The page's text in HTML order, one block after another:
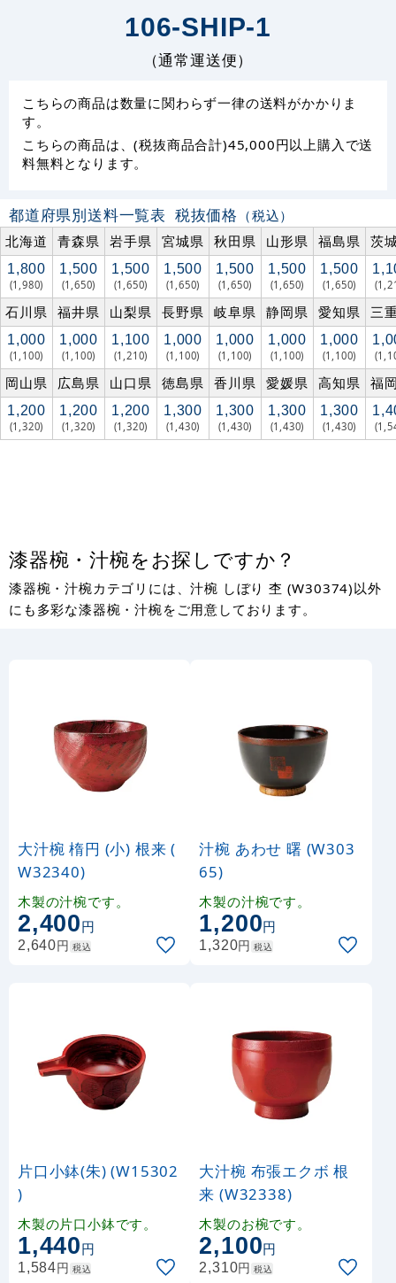
106-SHIP-1
（通常運送便）
こちらの商品は数量に関わらず一律の送料がかかりま
す。
こちらの商品は、(税抜商品合計)45,000円以上購入で送
料無料となります。
都道府県別送料一覧表 税抜価格 （税込）
北海道
青森県 岩手県 宮城県 秋田県 山形県 福島県 茨
1,800
(1,980)
1,500
(1,650)
1,500
(1,650)
1,500
(1,650)
1,500
(1,650)
1,500
(1,650)
1,500
(1,650)
石川県 福井県 山梨県 長野県 岐阜県 静岡県 愛知県 三
1,000
(1,100)
1,000
(1,100)
1,100
(1,210)
1,000
(1,100)
1,000
(1,100)
1,000
(1,100)
1,000
(1,100)
岡山県 広島県 山口県 徳島県 香川県 愛媛県 高知県 福
1,200
(1,320)
1,200
(1,320)
1,200
(1,320)
1,300
(1,430)
1,300
(1,430)
1,300
(1,430)
1,300
(1,430)
漆器椀・汁椀をお探しですか？
漆器椀・汁椀カテゴリには、汁椀 しぼり 杢 (W30374)以外
にも多彩な漆器椀・汁椀をご用意しております。
大汁椀 楕円 (小) 根来 (
W32340)
木製の汁椀です。
2,400円
2,640円 税込
汁椀 あわせ 曙 (W303
65)
木製の汁椀です。
1,200円
1,320円 税込
片口小鉢(朱) (W15302
)
木製の片口小鉢です。
1,440円
1,584円 税込
大汁椀 布張エクボ 根
来 (W32338)
木製のお椀です。
2,100円
2,310円 税込